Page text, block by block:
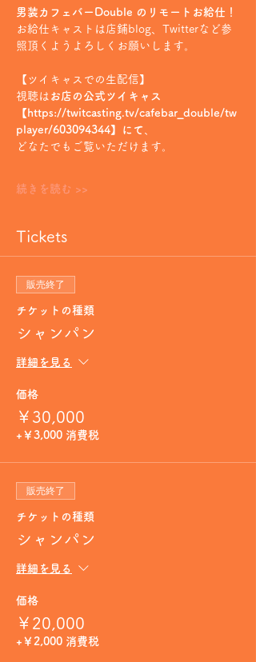
男装カフェバーDouble のリモートお給仕！
お給仕キャストは店鋪blog、Twitterなど参
照頂くようよろしくお願いします。
【ツイキャスでの生配信】
視聴は お店の公式ツイキャス
【https://twitcasting.tv/cafebar_double/tw
player/603094344】にて
どなたでもご覧いただけます。
続きを読む >>
Tickets
販売終了
チケットの種類
シャンパン
詳細を見る
価格
￥30,000
+￥3,000 消費税
販売終了
チケットの種類
シャンパン
詳細を見る
価格
￥20,000
+￥2,000 消費税